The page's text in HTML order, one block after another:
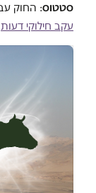
סטטוס: החוק
עקב חילוקי דעות